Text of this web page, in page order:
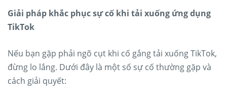
Giải pháp khắc phục sự cố khi tải xuống ứng dụng
TikTok
Nếu bạn gặp phải ngõ cụt khi cố gắng tải xuống TikTok,
đừng lo lắng. Dưới đây là một số sự cố thường gặp và
cách giải quyết: